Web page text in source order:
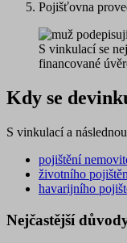
Pojišťovna
S vinkulací se
financované
Kdy se
S vinkulací a
pojištění
životního
havarijního
Nejčastější